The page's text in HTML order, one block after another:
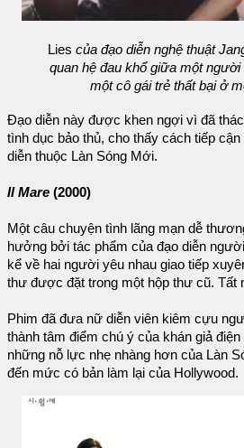
Lies của đạo diễn nghệ thuật
quan hệ đau khổ giữa một người
một cô gái trẻ thất bại ở
Đạo diễn này được khen ngợi vì đã
tình dục bảo thủ, cho thấy cách tiếp
diễn thuộc Làn Sóng Mới.
Il Mare (2000)
Một câu chuyện tình lãng mạn dễ
hưởng bởi tác phẩm của đạo diễn
kể về hai người yêu nhau giao tiếp
thư được đặt trong một hộp thư cũ. Tất
Phim đã đưa nữ diễn viên kiêm cựu
thành tâm điểm chú ý của khán giả
những nỗ lực nhẹ nhàng hơn của Làn
đến mức có bản làm lại của Hollywood.